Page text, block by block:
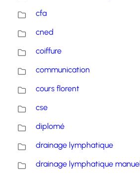
cfa
cned
coiffure
communication
cours florent
cse
diplomé
drainage lymphatique
drainage lymphatique manuel